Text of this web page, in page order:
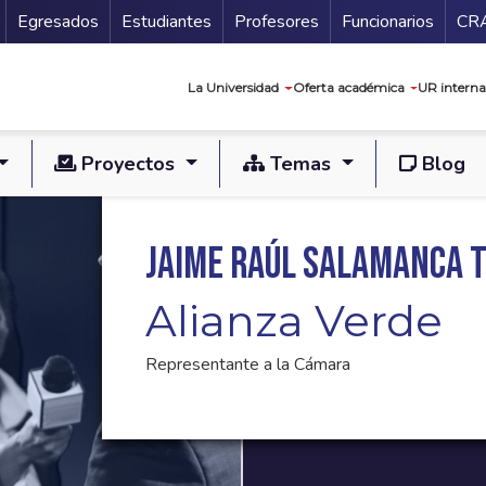
Secundario
Egresados Estudiantes Profesores Funcionarios
La Universidad Oferta académica UR
Proyectos Temas Blog
Jaime Raúl Salamanca
Alianza Verde
Representante a la Cámara